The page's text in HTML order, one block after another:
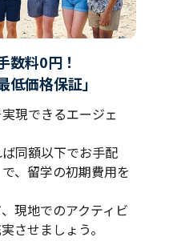
数料0円！
低価格保証」
現できるエージェ
同額以下でお手配
、留学の初期費用を
現地でのアクティビ
させましょう。